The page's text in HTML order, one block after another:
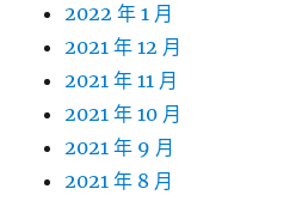
2022 年 1 月
2021 年 12 月
2021 年 11 月
2021 年 10 月
2021 年 9 月
2021 年 8 月